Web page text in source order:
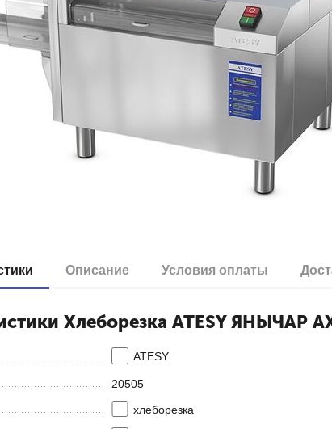
Описание Условия оплаты
Хлеборезка ATESY ЯНЫЧАР
ATESY
20505
хлеборезка